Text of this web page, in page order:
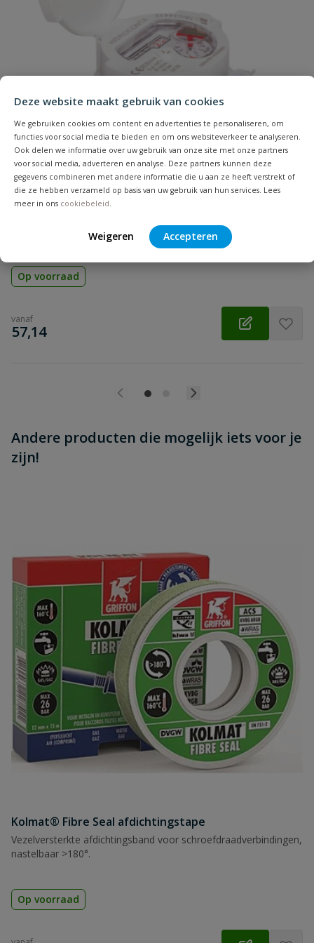
Deze website maakt gebruik van cookies
We gebruiken cookies om content en advertenties te personaliseren, om
functies voor social media te bieden en om ons websiteverkeer te analyseren.
Ook delen we informatie over uw gebruik van onze site met onze partners
voor social media, adverteren en analyse. Deze partners kunnen deze
gegevens combineren met andere informatie die u aan ze heeft verstrekt of
die ze hebben verzameld op basis van uw gebruik van hun services. Lees
meer in ons cookiebeleid.
Weigeren Accepteren
Samenvatting
Beoordeling versturen
Compacte messing watermeter geschikt voor drinkwater, max.
Op voorraad
vanaf
€
57,14
Andere producten die mogelijk iets voor je
zijn!
Kolmat® Fibre Seal afdichtingstape
Vezelversterkte afdichtingsband voor schroefdraadverbindingen,
nastelbaar >180°.
Op voorraad